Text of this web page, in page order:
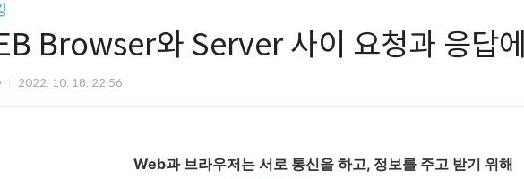
Browser와 Server 사이 요청과 응답
2022. 10. 18. 22:56
Web과 브라우저는 서로 통신을 하고, 정보를 주고 받기 위해